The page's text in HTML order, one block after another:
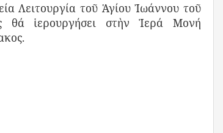
Λειτουργία τοῦ Ἁγίου Ἰωάννου τοῦ
θά ἱερουργήσει στὴν Ἱερά Μονή